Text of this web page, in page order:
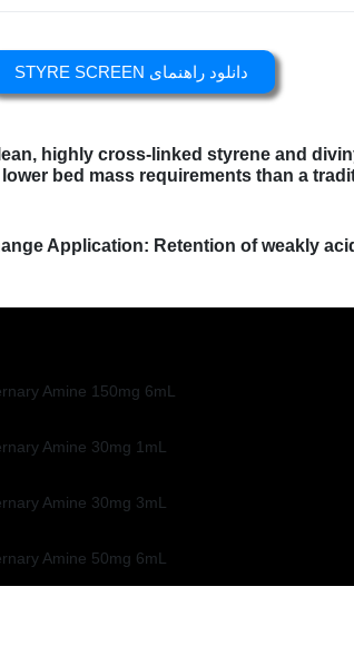
دانلود راهنمای STYRE SCREEN
highly cross-linked styrene and
bed mass requirements than a
Application: Retention of weakly
Amine 150mg 6mL
Amine 30mg 1mL
Amine 30mg 3mL
Amine 50mg 6mL